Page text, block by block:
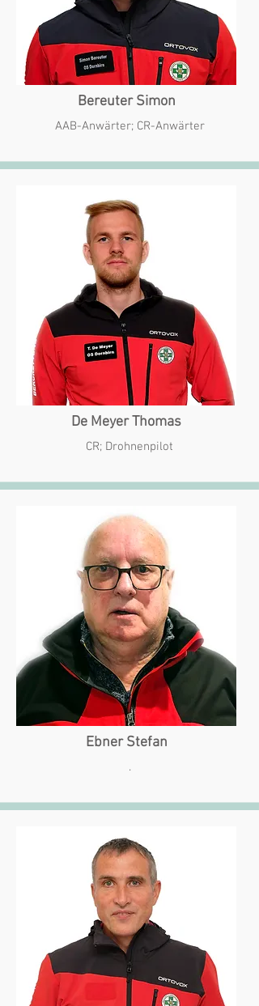
Bereuter Simon
AAB-Anwärter; CR-Anwärter
De Meyer Thomas
CR; Drohnenpilot
Ebner Stefan
.